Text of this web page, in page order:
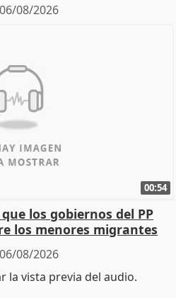
06/08/2026
00:54
los gobiernos del PP
los menores migrantes
06/08/2026